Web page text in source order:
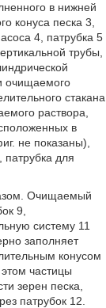
в нижней
конуса песка 3,
4, патрубка 5
трубы,
очищаемого
стакана
раствора,
в
не показаны),
патрубка для
Очищаемый
9,
систему 11
заполняет
конусом
частицы
зерен песка,
патрубок 12.